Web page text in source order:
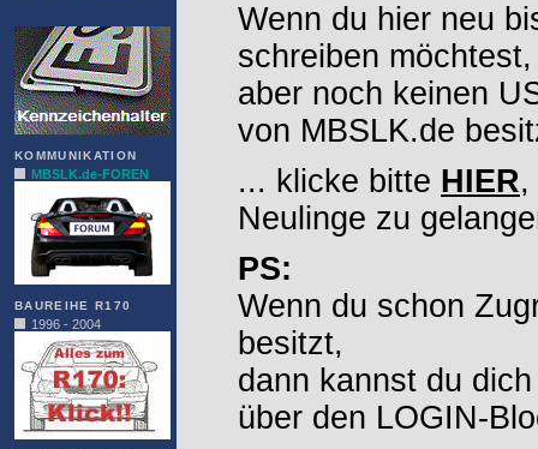
KOMMUNIKATION
MBSLK.de-FOREN
BAUREIHE R170
1996 - 2004
Wenn du hier neu
schreiben möchtest,
aber noch keinen
von MBSLK.de
... klicke bitte HIER,
Neulinge zu
PS:
Wenn du schon
besitzt,
dann kannst du
über den LOGIN-